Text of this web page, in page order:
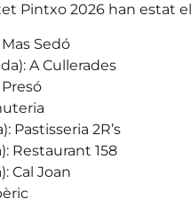
Pintxo 2026 han estat
Sedó
A Cullerades
Pastisseria 2R’s
Restaurant 158
Cal Joan